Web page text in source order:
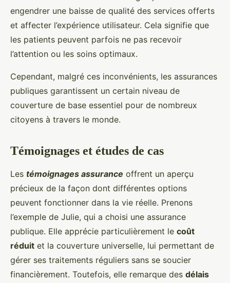
engendrer une baisse de qualité des services offerts
et affecter l’expérience utilisateur. Cela signifie que
les patients peuvent parfois ne pas recevoir
l’attention ou les soins optimaux.
Cependant, malgré ces inconvénients, les assurances
publiques garantissent un certain niveau de
couverture de base essentiel pour de nombreux
citoyens à travers le monde.
Témoignages et études de cas
Les témoignages assurance offrent un aperçu
précieux de la façon dont différentes options
peuvent fonctionner dans la vie réelle. Prenons
l’exemple de Julie, qui a choisi une assurance
publique. Elle apprécie particulièrement le coût
réduit et la couverture universelle, lui permettant de
gérer ses traitements réguliers sans se soucier
financièrement. Toutefois, elle remarque des délais